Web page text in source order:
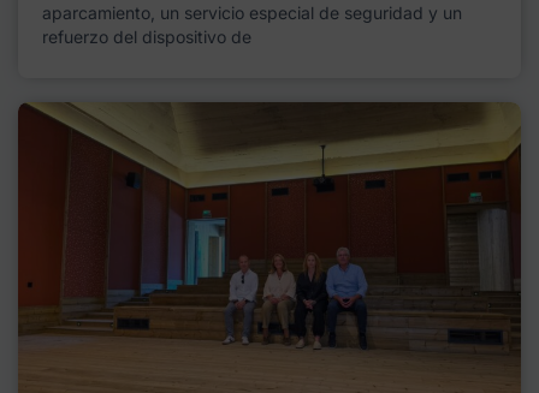
aparcamiento, un servicio especial de seguridad y un
refuerzo del dispositivo de